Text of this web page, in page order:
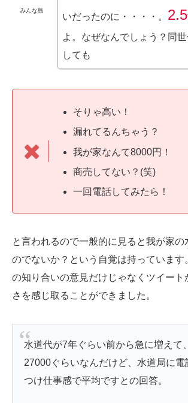
みんな島
いだったのに・・・・。
よ。なぜなんでしょう？同
しても
そりゃ高い！
漏れてるんちゃう？
我が家なんて8000円！
商売してない？(笑)
一回電話してみたら！
と言われるので一般的に見ると我が家の
のでないか？という自覚は持っています
の知り合いの意見だけじゃなくツイート
さを感じ取ることができました。
水道代が7年ぐらい前から急に増えて
27000ぐらいなんだけど、水道局に電
つけ仕事感で平均ですとの回答。